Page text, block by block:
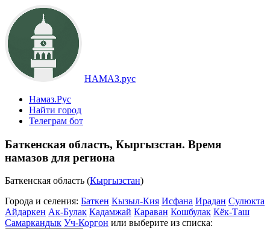
НАМАЗ.рус
Намаз.Рус
Найти город
Телеграм бот
Баткенская область, Кыргызстан. Время
намазов для региона
Баткенская область (Кыргызстан)
Города и селения: Баткен Кызыл-Кия Исфана Ирадан Сулюкта
Айдаркен Ак-Булак Кадамжай Караван Кошбулак Кёк-Таш
Самаркандык Уч-Коргон или выберите из списка: